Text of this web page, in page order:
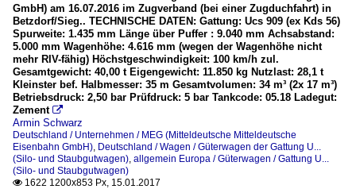
GmbH) am 16.07.2016 im Zugverband (bei einer Zugduchfahrt) in
Betzdorf/Sieg.. TECHNISCHE DATEN: Gattung: Ucs 909 (ex Kds 56)
Spurweite: 1.435 mm Länge über Puffer : 9.040 mm Achsabstand:
5.000 mm Wagenhöhe: 4.616 mm (wegen der Wagenhöhe nicht
mehr RIV-fähig) Höchstgeschwindigkeit: 100 km/h zul.
Gesamtgewicht: 40,00 t Eigengewicht: 11.850 kg Nutzlast: 28,1 t
Kleinster bef. Halbmesser: 35 m Gesamtvolumen: 34 m³ (2x 17 m³)
Betriebsdruck: 2,50 bar Prüfdruck: 5 bar Tankcode: 05.18 Ladegut:
Zement 
Armin Schwarz
Deutschland / Unternehmen / MEG (Mitteldeutsche Mitteldeutsche
Eisenbahn GmbH), Deutschland / Wagen / Güterwagen der Gattung U...
(Silo- und Staubgutwagen), allgemein Europa / Güterwagen / Gattung U...
(Silo- und Staubgutwagen)
 1622 1200x853 Px, 15.01.2017